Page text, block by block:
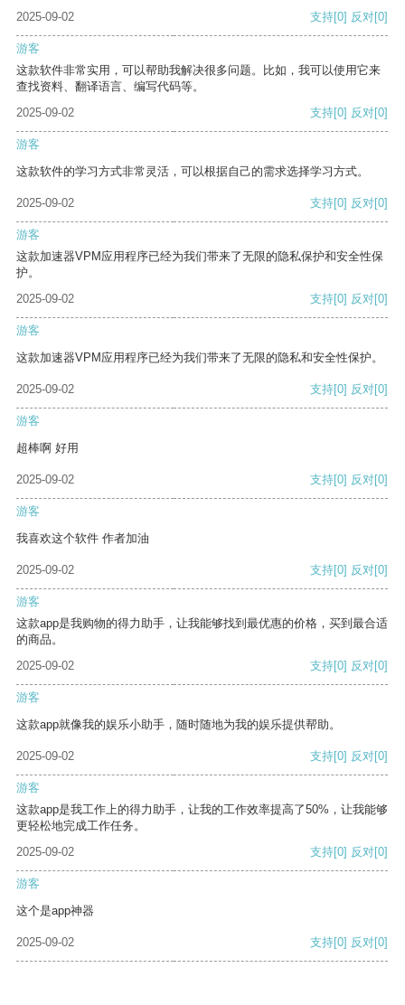
2025-09-02
支持[0] 反对[0]
游客
这款软件非常实用，可以帮助我解决很多问题。比如，我可以使用它来
查找资料、翻译语言、编写代码等。
2025-09-02
支持[0] 反对[0]
游客
这款软件的学习方式非常灵活，可以根据自己的需求选择学习方式。
2025-09-02 支持[0] 反对[0]
游客
这款加速器VPM应用程序已经为我们带来了无限的隐私保护和安全性保
护。
2025-09-02
支持[0] 反对[0]
游客
这款加速器VPM应用程序已经为我们带来了无限的隐私和安全性保护。
2025-09-02 支持[0] 反对[0]
游客
超棒啊 好用
2025-09-02 支持[0] 反对[0]
游客
我喜欢这个软件 作者加油
2025-09-02 支持[0] 反对[0]
游客
这款app是我购物的得力助手，让我能够找到最优惠的价格，买到最合适
的商品。
2025-09-02
支持[0] 反对[0]
游客
这款app就像我的娱乐小助手，随时随地为我的娱乐提供帮助。
2025-09-02 支持[0] 反对[0]
游客
这款app是我工作上的得力助手，让我的工作效率提高了50%，让我能够
更轻松地完成工作任务。
2025-09-02
支持[0] 反对[0]
游客
这个是app神器
2025-09-02 支持[0] 反对[0]